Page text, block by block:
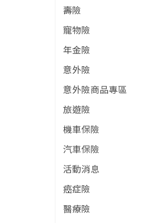
壽險
寵物險
年金險
意外險
意外險商品專區
旅遊險
機車保險
汽車保險
活動消息
癌症險
醫療險